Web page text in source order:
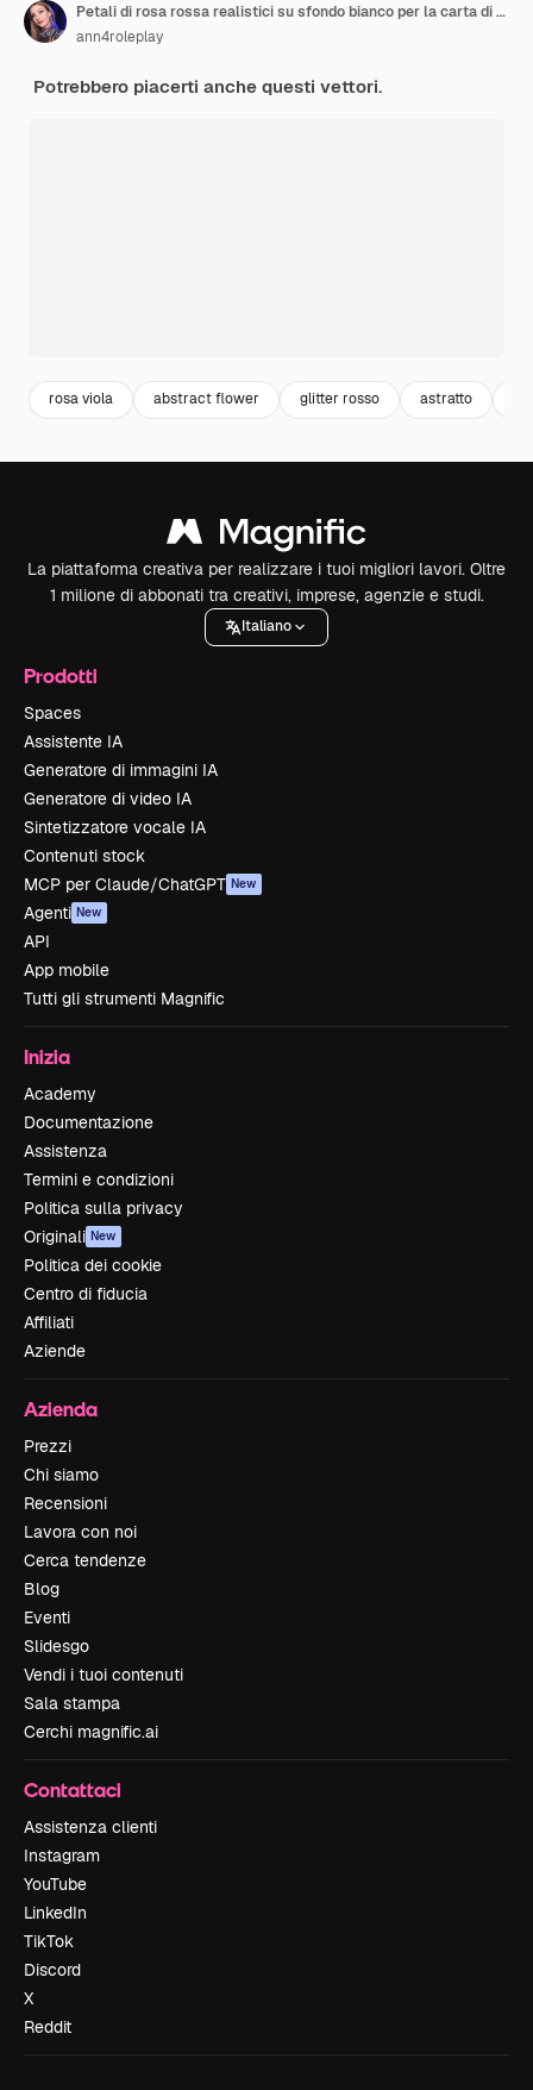
Petali di rosa rossa realistici su sfondo bianco per la carta di compleanno di marzo 8 Giorno delle Madri
ann4roleplay
Potrebbero piacerti anche questi vettori.
rosa viola abstract flower glitter rosso astratto
La piattaforma creativa per realizzare i tuoi migliori lavori. Oltre
1 milione di abbonati tra creativi, imprese, agenzie e studi.
Italiano
Prodotti
Spaces
Assistente IA
Generatore di immagini IA
Generatore di video IA
Sintetizzatore vocale IA
Contenuti stock
MCP per Claude/ChatGPT New
Agenti New
API
App mobile
Tutti gli strumenti Magnific
Inizia
Academy
Documentazione
Assistenza
Termini e condizioni
Politica sulla privacy
Originali New
Politica dei cookie
Centro di fiducia
Affiliati
Aziende
Azienda
Prezzi
Chi siamo
Recensioni
Lavora con noi
Cerca tendenze
Blog
Eventi
Slidesgo
Vendi i tuoi contenuti
Sala stampa
Cerchi magnific.ai
Contattaci
Assistenza clienti
Instagram
YouTube
LinkedIn
TikTok
Discord
X
Reddit